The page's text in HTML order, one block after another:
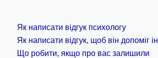
Як написати відгук психологу
Як написати відгук, щоб він допоміг
Що робити, якщо про вас залишили